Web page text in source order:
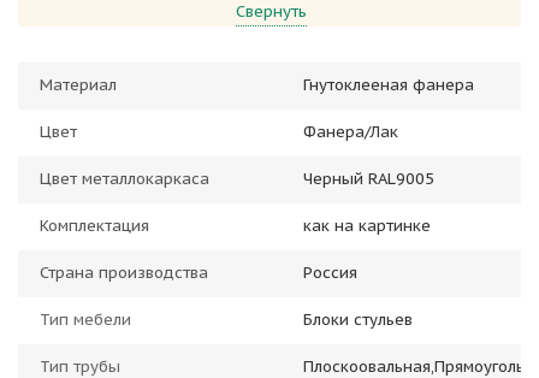
Свернуть
Материал Гнутоклееная фанера
Цвет Фанера/Лак
Цвет металлокаркаса Черный RAL9005
Комплектация как на картинке
Страна производства Россия
Тип мебели Блоки стульев
Тип трубы